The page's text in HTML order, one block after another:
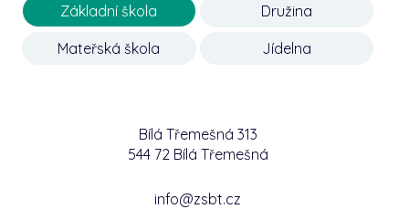
Základní škola Družina
Mateřská škola Jídelna
Bílá Třemešná 313
544 72 Bílá Třemešná
info@zsbt.cz